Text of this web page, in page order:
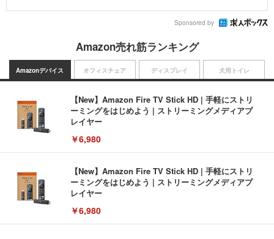
Sponsored by
Amazon売れ筋ランキング
Amazonデバイス
【New】Amazon Fire TV Stick HD | 手軽にストリ
ーミングをはじめよう | ストリーミングメディアプ
レイヤー
￥6,980
【New】Amazon Fire TV Stick HD | 手軽にストリ
ーミングをはじめよう | ストリーミングメディアプ
レイヤー
￥6,980
オフィスチェア ディスプレイ 犬用トイレ